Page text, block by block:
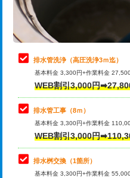
業）
排水管工事（排水管工事/3ｍ
排水管工事（追加 排水管工
え）
マス交換（土の掘削・埋め戻
マス交換（深さ50㎝未満）
マス交換（深さ50㎝以上）
コンクリート斫り（厚さ10㎝
止水・漏水調査・防水処理・
理・調整・分解・加工など（
止水・漏水調査・防水処理・
理・調整・分解・加工など（
止水・漏水調査・防水処理・
理・調整・分解・加工など（
その他部品の脱着
交換・取付（タンク）
交換・取付(単水栓（壁付・デ
式）)
排水管洗浄（高圧洗浄3ｍ迄）
基本料金 3,300円+作業料金
WEB割引3,000円
排水管工事（8ｍ）
基本料金 3,300円+作業料金
WEB割引3,000円
排水桝交換（1箇所）
基本料金 3,300円+作業料金